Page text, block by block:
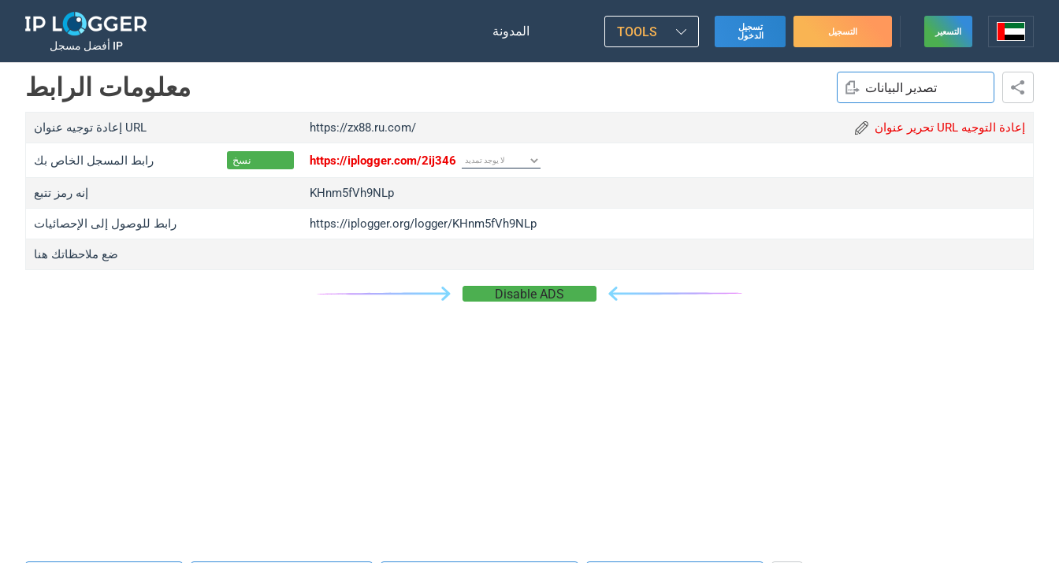
أفضل مسجل IP
المدونة TOOLS
تسجيل
الدخول
التسجيل التسعير
معلومات الرابط تصدير البيانات
إعادة توجيه عنوان URL https://zx88.ru.com/ تحرير عنوان URL إعادة التوجيه
رابط المسجل الخاص بك نسخ https://iplogger.com/2ij346
إنه رمز تتبع KHnm5fVh9NLp
رابط للوصول إلى الإحصائيات https://iplogger.org/logger/KHnm5fVh9NLp
ضع ملاحظاتك هنا
Disable ADS